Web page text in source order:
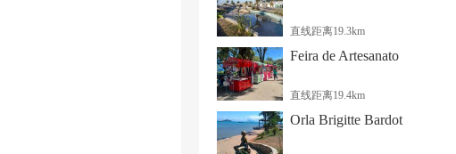
直线距离19.3km
Feira de Artesanato
直线距离19.4km
Orla Brigitte Bardot